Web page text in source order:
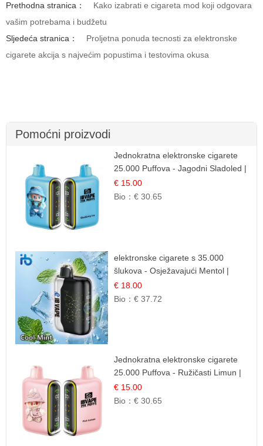
Prethodna stranica：
Kako izabrati e cigareta mod koji odgovara
vašim potrebama i budžetu
Sljedeća stranica：
Proljetna ponuda tecnosti za elektronske
cigarete akcija s najvećim popustima i testovima okusa
Pomoćni proizvodi
Jednokratna elektronske cigarete
25.000 Puffova - Jagodni Sladoled |
Kremasta Slatka Okus
€ 15.00
Bio：€ 30.65
elektronske cigarete s 35.000
šlukova - Osježavajući Mentol |
Čista i Svježa Okus
€ 18.00
Bio：€ 37.72
Jednokratna elektronske cigarete
25.000 Puffova - Ružičasti Limun |
Osježavajuća Citrusna Aroma
€ 15.00
Bio：€ 30.65